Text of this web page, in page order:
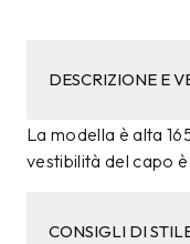
DESCRIZIONE E
La modella è alta
vestibilità del capo
CONSIGLI DI